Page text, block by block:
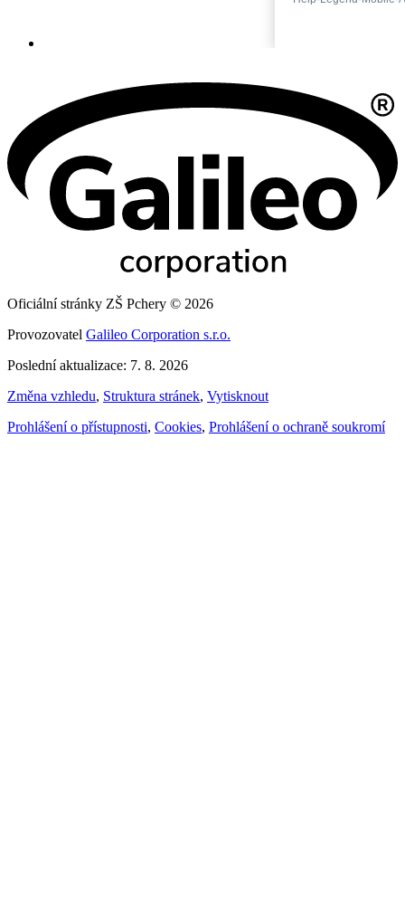
Oficiální stránky ZŠ Pchery © 2026
Provozovatel Galileo Corporation s.r.o.
Poslední aktualizace: 7. 8. 2026
Změna vzhledu, Struktura stránek, Vytisknout
Prohlášení o přístupnosti, Cookies, Prohlášení o ochraně soukromí